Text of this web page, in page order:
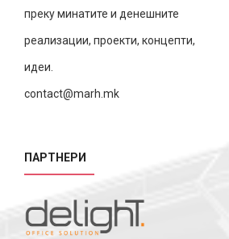
преку минатите и денешните
реализации, проекти, концепти,
идеи.
contact@marh.mk
ПАРТНЕРИ